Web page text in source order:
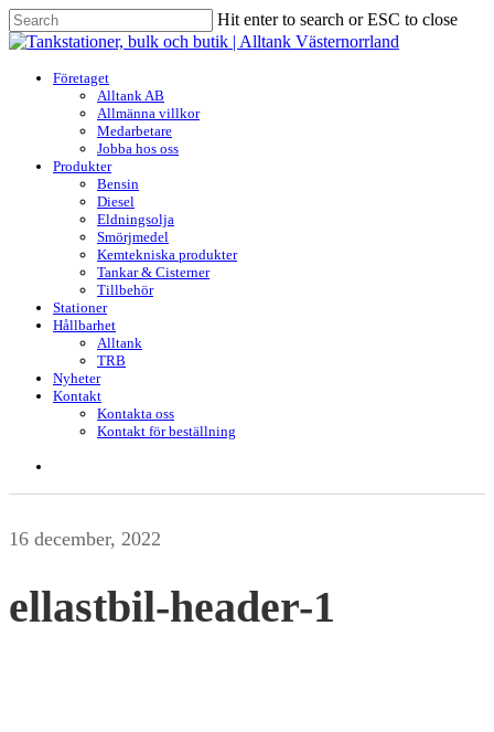
Skip
to
content
Hit enter to search or ESC to close
Close
search
Menu
Företaget
Alltank AB
Allmänna villkor
Medarbetare
Jobba hos oss
Produkter
Bensin
Diesel
Eldningsolja
Smörjmedel
Kemtekniska produkter
Tankar & Cisterner
Tillbehör
Stationer
Hållbarhet
Alltank
TRB
Nyheter
Kontakt
Kontakta oss
Kontakt för beställning
16 december, 2022
ellastbil-header-1